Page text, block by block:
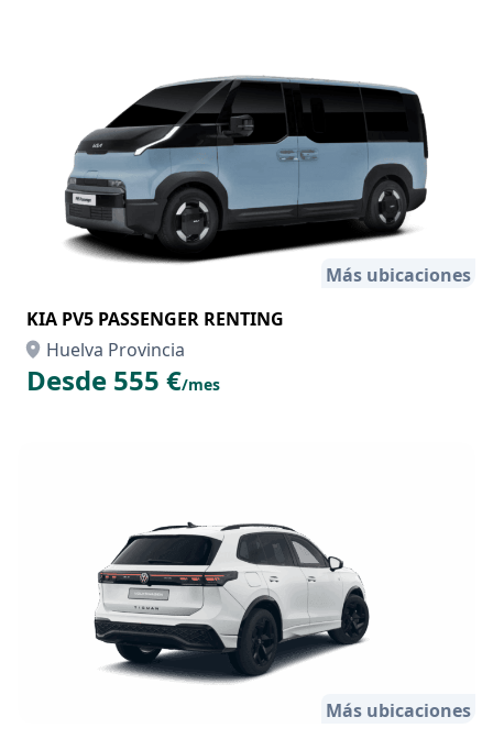
Más ubicaciones
KIA PV5 PASSENGER RENTING
Huelva Provincia
Desde 555 €/mes
Más ubicaciones